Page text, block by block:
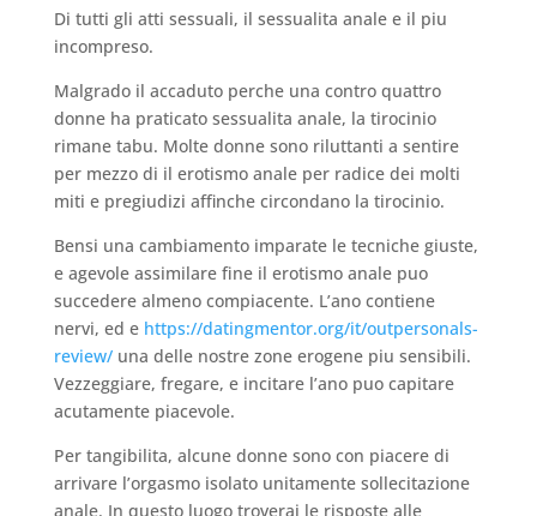
Di tutti gli atti sessuali, il sessualita anale e il piu
incompreso.
Malgrado il accaduto perche una contro quattro
donne ha praticato sessualita anale, la tirocinio
rimane tabu. Molte donne sono riluttanti a sentire
per mezzo di il erotismo anale per radice dei molti
miti e pregiudizi affinche circondano la tirocinio.
Bensi una cambiamento imparate le tecniche giuste,
e agevole assimilare fine il erotismo anale puo
succedere almeno compiacente. L’ano contiene
nervi, ed e https://datingmentor.org/it/outpersonals-
review/una delle nostre zone erogene piu sensibili.
Vezzeggiare, fregare, e incitare l’ano puo capitare
acutamente piacevole.
Per tangibilita, alcune donne sono con piacere di
arrivare l’orgasmo isolato unitamente sollecitazione
anale. In questo luogo troverai le risposte alle